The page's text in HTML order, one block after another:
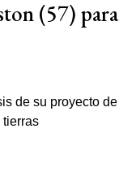
(57) para